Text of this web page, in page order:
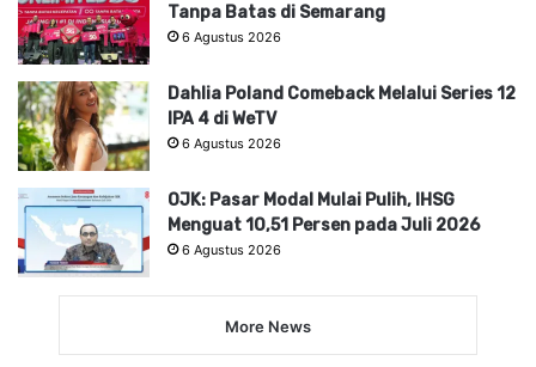
Tanpa Batas di Semarang
6 Agustus 2026
Dahlia Poland Comeback Melalui Series 12
IPA 4 di WeTV
6 Agustus 2026
OJK: Pasar Modal Mulai Pulih, IHSG
Menguat 10,51 Persen pada Juli 2026
6 Agustus 2026
More News